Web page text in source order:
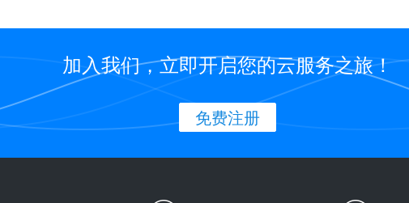
加入我们，立即开启您的云服务之旅！
免费注册